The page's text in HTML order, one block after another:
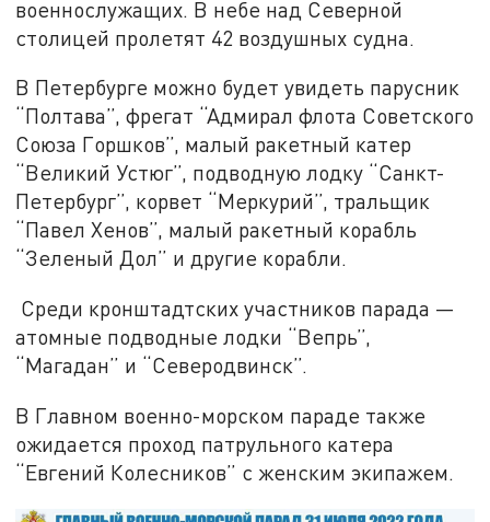
военнослужащих. В небе над Северной
столицей пролетят 42 воздушных судна.
В Петербурге можно будет увидеть парусник
“Полтава”, фрегат “Адмирал флота Советского
Союза Горшков”, малый ракетный катер
“Великий Устюг”, подводную лодку “Санкт-
Петербург”, корвет “Меркурий”, тральщик
“Павел Хенов”, малый ракетный корабль
“Зеленый Дол” и другие корабли.
Среди кронштадтских участников парада —
атомные подводные лодки “Вепрь”,
“Магадан” и “Северодвинск”.
В Главном военно-морском параде также
ожидается проход патрульного катера
“Евгений Колесников” с женским экипажем.